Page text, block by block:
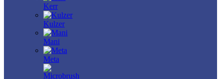
Kerr
Kulzer
Mani
Meta